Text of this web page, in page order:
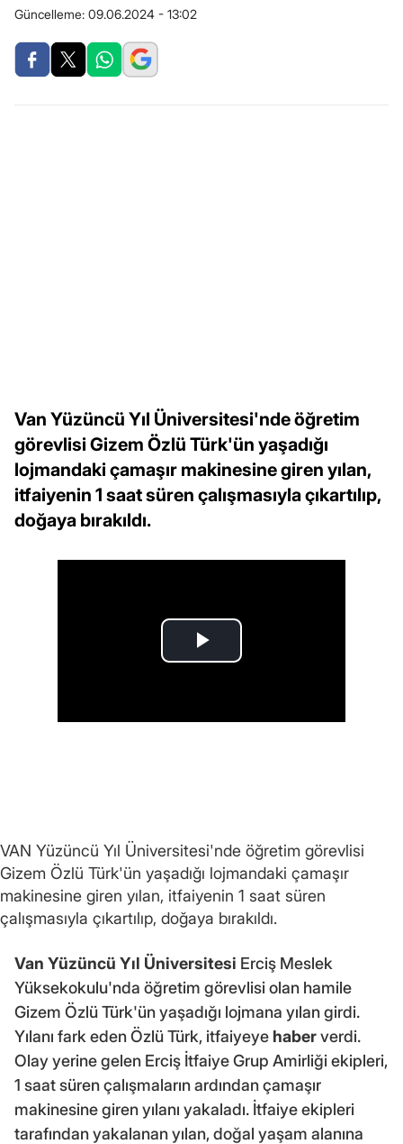
Güncelleme: 09.06.2024 - 13:02
Van Yüzüncü Yıl Üniversitesi'nde öğretim
görevlisi Gizem Özlü Türk'ün yaşadığı
lojmandaki çamaşır makinesine giren yılan,
itfaiyenin 1 saat süren çalışmasıyla çıkartılıp,
doğaya bırakıldı.
VAN Yüzüncü Yıl Üniversitesi'nde öğretim görevlisi
Gizem Özlü Türk'ün yaşadığı lojmandaki çamaşır
makinesine giren yılan, itfaiyenin 1 saat süren
çalışmasıyla çıkartılıp, doğaya bırakıldı.
Van Yüzüncü Yıl Üniversitesi Erciş Meslek
Yüksekokulu'nda öğretim görevlisi olan hamile
Gizem Özlü Türk'ün yaşadığı lojmana yılan girdi.
Yılanı fark eden Özlü Türk, itfaiyeye haberverdi.
Olay yerine gelen Erciş İtfaiye Grup Amirliği ekipleri,
1 saat süren çalışmaların ardından çamaşır
makinesine giren yılanı yakaladı. İtfaiye ekipleri
tarafından yakalanan yılan, doğal yaşam alanına